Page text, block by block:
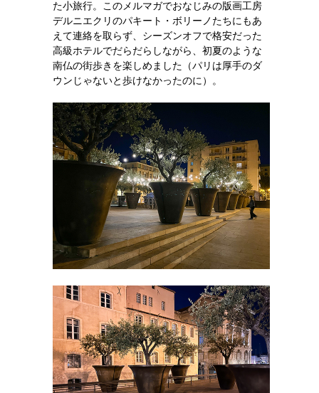
た小旅行。このメルマガでおなじみの版画工房
デルニエクリのパキート・ボリーノたちにもあ
えて連絡を取らず、シーズンオフで格安だった
高級ホテルでだらだらしながら、初夏のような
南仏の街歩きを楽しめました（パリは厚手のダ
ウンじゃないと歩けなかったのに）。